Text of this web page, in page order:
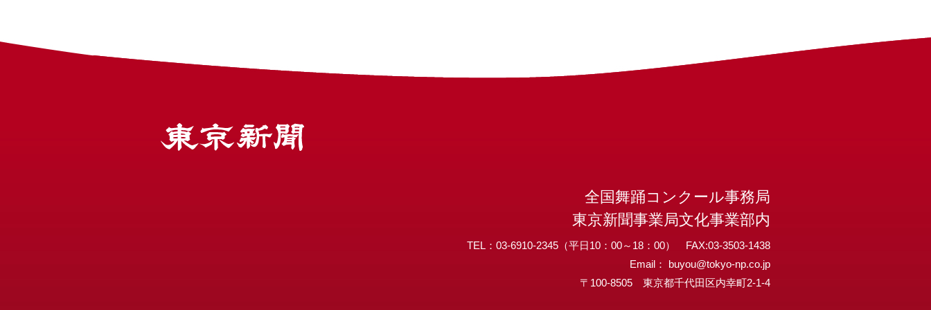
全国舞踊コンクール事務局
東京新聞事業局文化事業部内
TEL：03-6910-2345（平日10：00～18：00） FAX:03-3503-1438
Email： buyou@tokyo-np.co.jp
〒100-8505 東京都千代田区内幸町2-1-4